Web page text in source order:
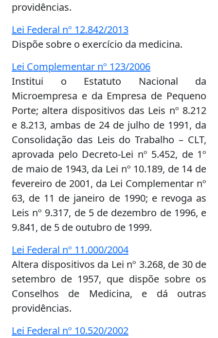
providências.
Lei Federal nº 12.842/2013
Dispõe sobre o exercício da medicina.
Lei Complementar nº 123/2006
Institui o Estatuto Nacional da
Microempresa e da Empresa de Pequeno
Porte; altera dispositivos das Leis nº 8.212
e 8.213, ambas de 24 de julho de 1991, da
Consolidação das Leis do Trabalho – CLT,
aprovada pelo Decreto-Lei nº 5.452, de 1º
de maio de 1943, da Lei nº 10.189, de 14 de
fevereiro de 2001, da Lei Complementar nº
63, de 11 de janeiro de 1990; e revoga as
Leis nº 9.317, de 5 de dezembro de 1996, e
9.841, de 5 de outubro de 1999.
Lei Federal nº 11.000/2004
Altera dispositivos da Lei nº 3.268, de 30 de
setembro de 1957, que dispõe sobre os
Conselhos de Medicina, e dá outras
providências.
Lei Federal nº 10.520/2002